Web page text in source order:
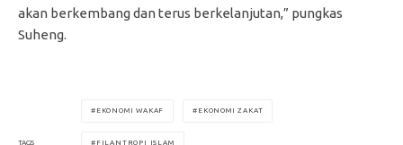
akan berkembang dan terus berkelanjutan,” pungkas
Suheng.
TAGS
EKONOMI WAKAF EKONOMI ZAKAT
FILANTROPI ISLAM